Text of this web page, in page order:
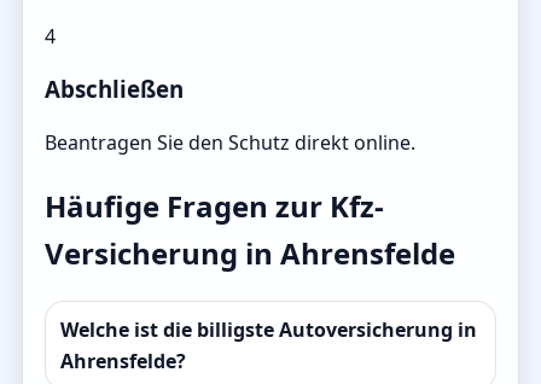
4
Abschließen
Beantragen Sie den Schutz direkt online.
Häufige Fragen zur Kfz-
Versicherung in Ahrensfelde
Welche ist die billigste Autoversicherung in
Ahrensfelde?